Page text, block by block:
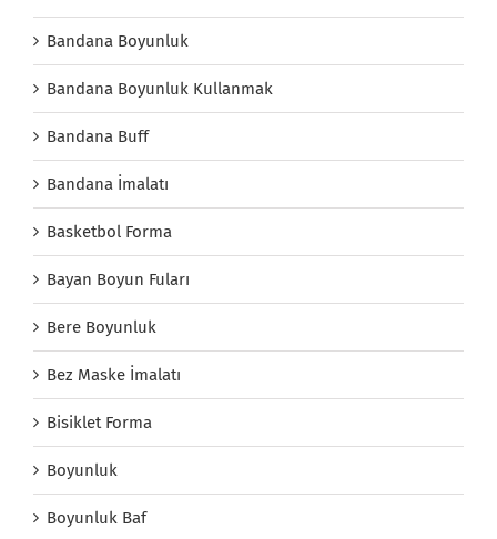
Bandana Boyunluk
Bandana Boyunluk Kullanmak
Bandana Buff
Bandana İmalatı
Basketbol Forma
Bayan Boyun Fuları
Bere Boyunluk
Bez Maske İmalatı
Bisiklet Forma
Boyunluk
Boyunluk Baf